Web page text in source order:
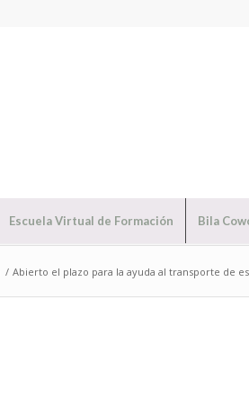
Escuela Virtual de Formación Bila
/ Abierto el plazo para la ayuda al transporte de